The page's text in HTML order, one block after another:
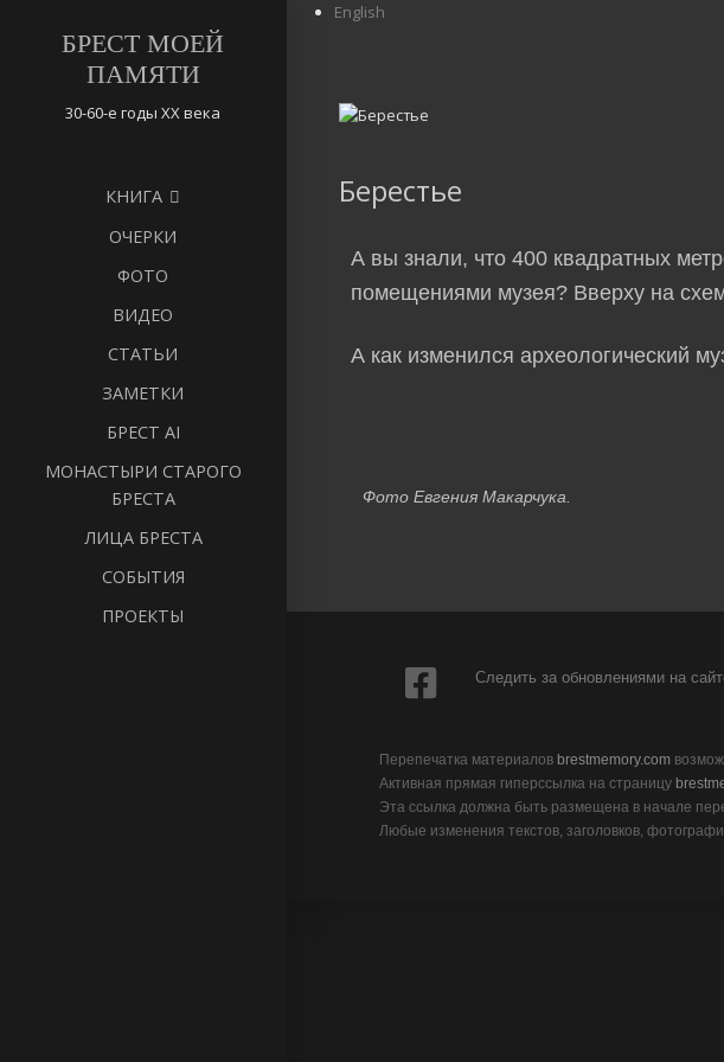
БРЕСТ МОЕЙ
ПАМЯТИ
30-60-е годы ХХ века
КНИГА
ОЧЕРКИ
ФОТО
ВИДЕО
СТАТЬИ
ЗАМЕТКИ
БРЕСТ AI
МОНАСТЫРИ СТАРОГО
БРЕСТА
ЛИЦА БРЕСТА
СОБЫТИЯ
ПРОЕКТЫ
English
Берестье
А вы знали, что 400 квадратных
помещениями музея? Вверху на
А как изменился археологический
Фото Евгения Макарчука.
Следить за обновлениями на
Перепечатка материалов brestmemory.com
Активная прямая гиперссылка на страницу
Эта ссылка должна быть размещена в начале
Любые изменения текстов, заголовков,